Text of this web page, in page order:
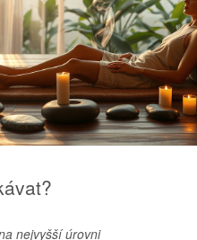
nejvyšší úrovni